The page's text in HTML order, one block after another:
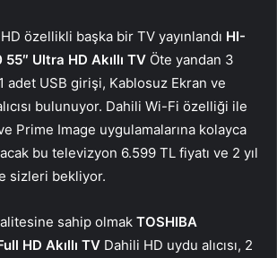
özellikli başka bir TV yayınlandı HI-
55″ Ultra HD Akıllı TV Öte yandan 3
adet USB girişi, Kablosuz Ekran ve
bulunuyor. Dahili Wi-Fi özelliği ile
Prime Image uygulamalarına kolayca
bu televizyon 6.599 TL fiyatı ve 2 yıl
sizleri bekliyor.
sahip olmak TOSHIBA
HD Akıllı TV Dahili HD uydu alıcısı, 2